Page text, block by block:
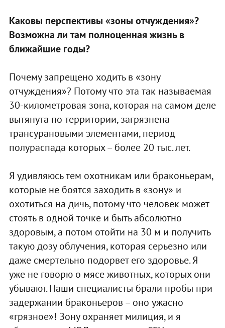
Каковы перспективы «зоны отчуждения»?
Возможна ли там полноценная жизнь в
ближайшие годы?
Почему запрещено ходить в «зону
отчуждения»? Потому что эта так называемая
30-километровая зона, которая на самом деле
вытянута по территории, загрязнена
трансурановыми элементами, период
полураспада которых – более 20 тыс. лет.
Я удивляюсь тем охотникам или браконьерам,
которые не боятся заходить в «зону» и
охотиться на дичь, потому что человек может
стоять в одной точке и быть абсолютно
здоровым, а потом отойти на 30 м и получить
такую дозу облучения, которая серьезно или
даже смертельно подорвет его здоровье. Я
уже не говорю о мясе животных, которых они
убывают. Наши специалисты брали пробы при
задержании браконьеров – оно ужасно
«грязное»! Зону охраняет милиция, и я